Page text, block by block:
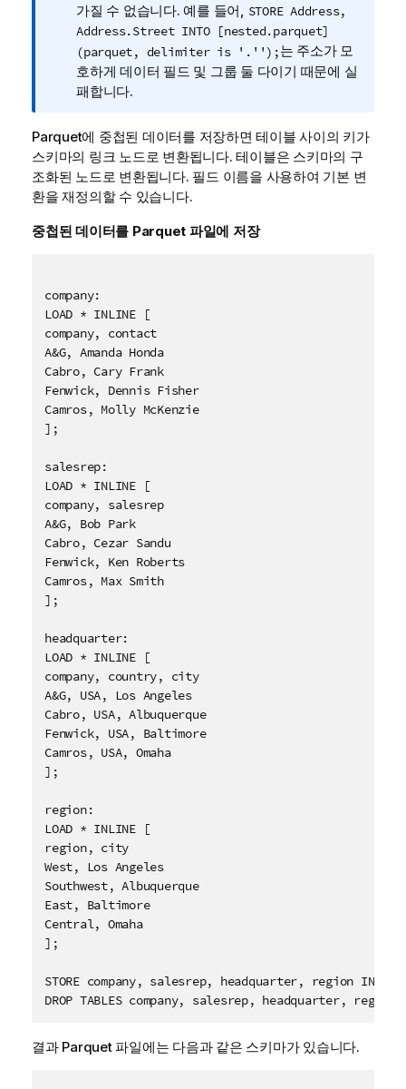
보
메
모
가질 수 없습니다. 예를 들어,
STORE Address,
Address.Street INTO [nested.parquet]
(parquet, delimiter is '.'');는 주소가 모
호하게 데이터 필드 및 그룹 둘 다이기 때문에 실
패합니다.
Parquet에 중첩된 데이터를 저장하면 테이블 사이의 키가
스키마의 링크 노드로 변환됩니다. 테이블은 스키마의 구
조화된 노드로 변환됩니다. 필드 이름을 사용하여 기본 변
환을 재정의할 수 있습니다.
중첩된 데이터를 Parquet 파일에 저장
company:
LOAD * INLINE [
company, contact
A&G, Amanda Honda
Cabro, Cary Frank
Fenwick, Dennis Fisher
Camros, Molly McKenzie
];
salesrep:
LOAD * INLINE [
company, salesrep
A&G, Bob Park
Cabro, Cezar Sandu
Fenwick, Ken Roberts
Camros, Max Smith
];
headquarter:
LOAD * INLINE [
company, country, city
A&G, USA, Los Angeles
Cabro, USA, Albuquerque
Fenwick, USA, Baltimore
Camros, USA, Omaha
];
region:
LOAD * INLINE [
region, city
West, Los Angeles
Southwest, Albuquerque
East, Baltimore
Central, Omaha
];
STORE company, salesrep, headquarter, region
DROP TABLES company, salesrep, headquarter, region;
결과 Parquet파일에는 다음과 같은 스키마가 있습니다.